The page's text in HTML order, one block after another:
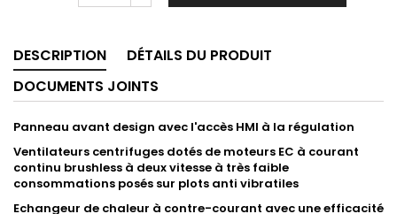
DESCRIPTION
DÉTAILS DU PRODUIT
DOCUMENTS JOINTS
Panneau avant design avec l'accès HMI à la régulation
Ventilateurs centrifuges dotés de moteurs EC à courant
continu brushless à deux vitesse à très faible
consommations posés sur plots anti vibratiles
Echangeur de chaleur à contre-courant avec une efficacité